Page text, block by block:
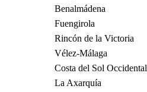
Benalmádena
Fuengirola
Rincón de la Victoria
Vélez-Málaga
Costa del Sol Occidental
La Axarquía